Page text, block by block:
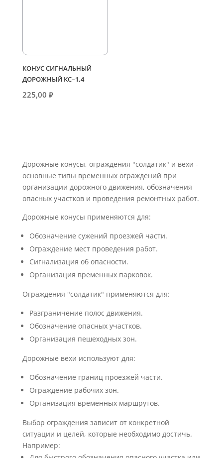
КОНУС СИГНАЛЬНЫЙ
ДОРОЖНЫЙ КС–1,4
225,00 ₽
Дорожные конусы, ограждения "солдатик" и вехи -
основные типы временных ограждений при
организации дорожного движения, обозначения
опасных участков и проведения ремонтных работ.
Дорожные конусы применяются для:
Обозначение сужений проезжей части.
Ограждение мест проведения работ.
Сигнализация об опасности.
Организация временных парковок.
Ограждения "солдатик" применяются для:
Разграничение полос движения.
Обозначение опасных участков.
Организация пешеходных зон.
Дорожные вехи используют для:
Обозначение границ проезжей части.
Ограждение рабочих зон.
Организация временных маршрутов.
Выбор ограждения зависит от конкретной
ситуации и целей, которые необходимо достичь.
Например: